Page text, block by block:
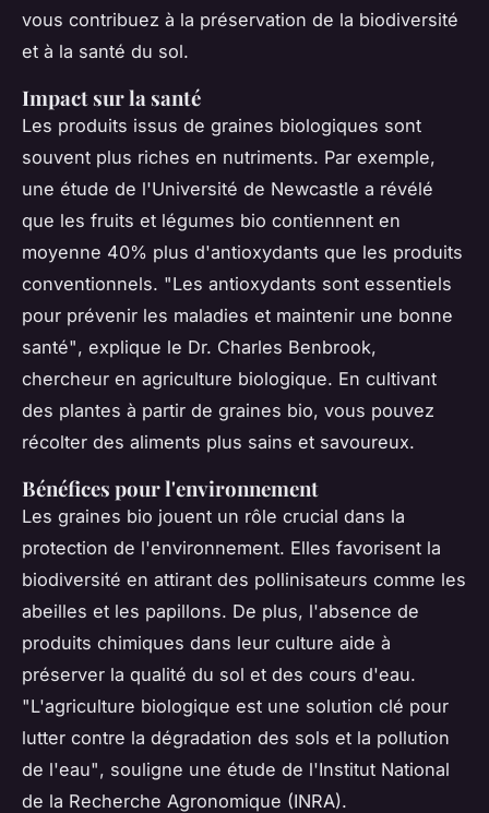
vous contribuez à la préservation de la biodiversité
et à la santé du sol.
Impact sur la santé
Les produits issus de graines biologiques sont
souvent plus riches en nutriments. Par exemple,
une étude de l'Université de Newcastle a révélé
que les fruits et légumes bio contiennent en
moyenne 40% plus d'antioxydants que les produits
conventionnels. "Les antioxydants sont essentiels
pour prévenir les maladies et maintenir une bonne
santé", explique le Dr. Charles Benbrook,
chercheur en agriculture biologique. En cultivant
des plantes à partir de graines bio, vous pouvez
récolter des aliments plus sains et savoureux.
Bénéfices pour l'environnement
Les graines bio jouent un rôle crucial dans la
protection de l'environnement. Elles favorisent la
biodiversité en attirant des pollinisateurs comme les
abeilles et les papillons. De plus, l'absence de
produits chimiques dans leur culture aide à
préserver la qualité du sol et des cours d'eau.
"L'agriculture biologique est une solution clé pour
lutter contre la dégradation des sols et la pollution
de l'eau", souligne une étude de l'Institut National
de la Recherche Agronomique (INRA).